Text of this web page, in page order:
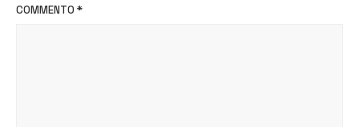
COMMENTO *